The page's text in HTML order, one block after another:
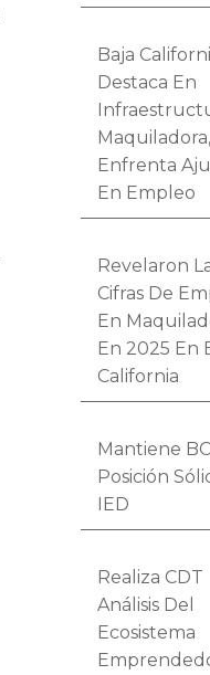
Baja
Destaca En
Enfrenta
En Empleo
Revelaron
Cifras De
En
En 2025 En
California
Mantiene
Posición
IED
Realiza CDT
Análisis Del
Ecosistema